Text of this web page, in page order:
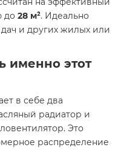
до 28 м². Идеально
и других жилых или
именно этот
в себе два
радиатор и
Это
распределение